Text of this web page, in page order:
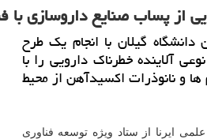
از پساب صنایع داروسازی با
دانشگاه گیلان با انجام یك طرح
آلاینده خطرناك دارویی را با
ها و نانوذرات اكسیدآهن از محیط
ایرنا از ستاد ویژه توسعه فناوری